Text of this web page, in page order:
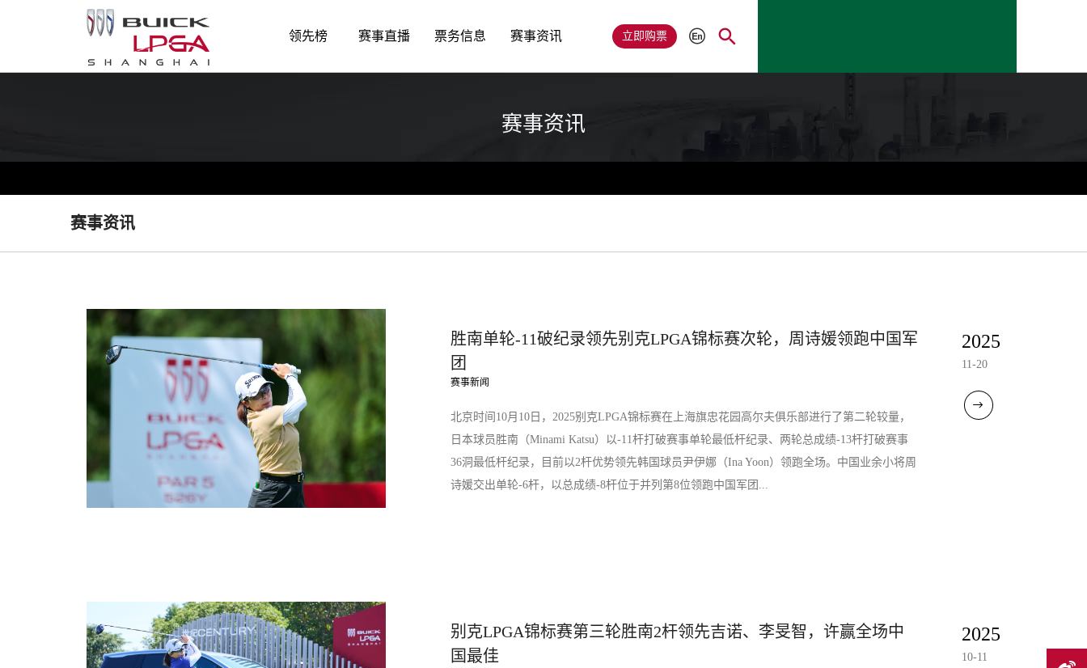
领先榜 赛事直播 票务信息 赛事资讯 立即购票
赛事资讯
赛事资讯
胜南单轮-11破纪录领先别克LPGA锦标赛次轮，周诗媛领跑中国军
团
赛事新闻
北京时间10月10日，2025别克LPGA锦标赛在上海旗忠花园高尔夫俱乐部进行了第二轮较量，
日本球员胜南（Minami Katsu）以-11杆打破赛事单轮最低杆纪录、两轮总成绩-13杆打破赛事
36洞最低杆纪录，目前以2杆优势领先韩国球员尹伊娜（Ina Yoon）领跑全场。中国业余小将周
诗媛交出单轮-6杆，以总成绩-8杆位于并列第8位领跑中国军团...
2025
11-20
别克LPGA锦标赛第三轮胜南2杆领先吉诺、李旻智，许赢全场中
国最佳
2025
10-11